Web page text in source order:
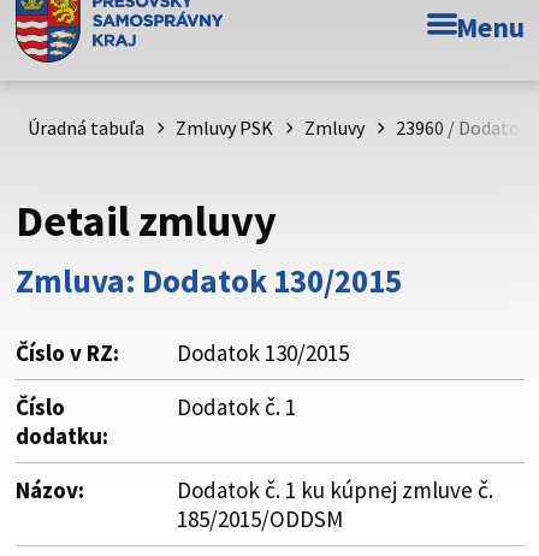
Doména psk.sk je oficiálna
Toto je oficiálna webová stránka Prešovského
psk.sk.
Buďte pozorní a vždy sa uistite, že zdieľate informácie iba
cez zabezpečenú webovú stránku. Zabezpečená stránka
vždy začína https:// pred názvom domény webového sídla.
Menu
Úradná tabuľa Zmluvy PSK Zmluvy 23960 / Dodatok
Detail zmluvy
Zmluva: Dodatok 130/2015
Číslo v RZ:
Dodatok 130/2015
Číslo
dodatku:
Dodatok č. 1
Názov:
Dodatok č. 1 ku kúpnej zmluve č.
185/2015/ODDSM